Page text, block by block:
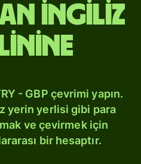
İngiliz
- GBP çevrimi yapın.
yerin yerlisi gibi para
ve çevirmek için
bir hesaptır.